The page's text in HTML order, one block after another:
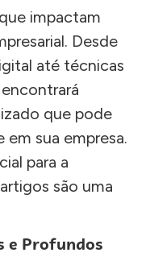
impactam
Desde
até técnicas
que pode
sua empresa.
para a
são uma
e Profundos